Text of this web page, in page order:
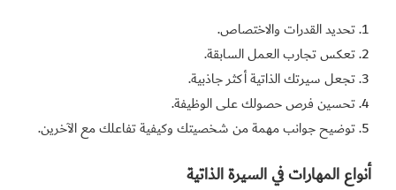
تحديد القدرات والاختصاص.
تعكس تجارب العمل السابقة.
تجعل سيرتك الذاتية أكثر جاذبية.
تحسين فرص حصولك على الوظيفة.
توضيح جوانب مهمة من شخصيتك وكيفية تفاعلك مع الآخرين.
أنواع المهارات في السيرة الذاتية